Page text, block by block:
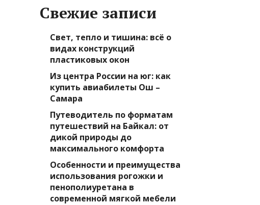
Свежие записи
Свет, тепло и тишина: всё о
видах конструкций
пластиковых окон
Из центра России на юг: как
купить авиабилеты Ош –
Самара
Путеводитель по форматам
путешествий на Байкал: от
дикой природы до
максимального комфорта
Особенности и преимущества
использования рогожки и
пенополиуретана в
современной мягкой мебели